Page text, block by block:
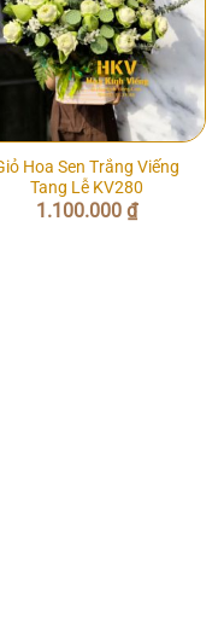
Hoa Sen Trắng Viếng
Tang Lễ KV280
1.100.000 ₫